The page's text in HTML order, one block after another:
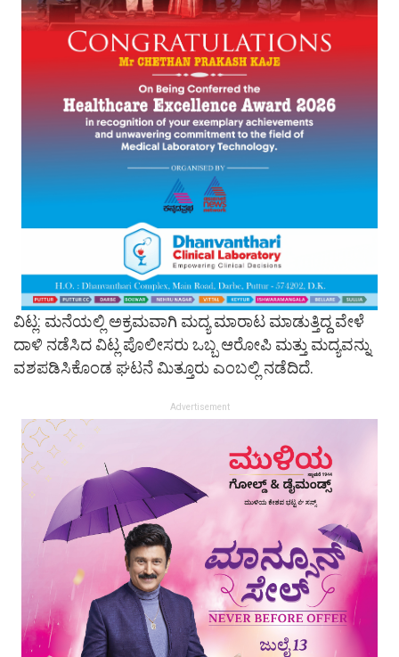
ವಿಟ್ಲ: ಮನೆಯಲ್ಲಿ ಅಕ್ರಮವಾಗಿ ಮದ್ಯ ಮಾರಾಟ ಮಾಡುತ್ತಿದ್ದ ವೇಳೆ
ದಾಳಿ ನಡೆಸಿದ ವಿಟ್ಲ ಪೊಲೀಸರು ಒಬ್ಬ ಆರೋಪಿ ಮತ್ತು ಮದ್ಯವನ್ನು
ವಶಪಡಿಸಿಕೊಂಡ ಘಟನೆ ಮಿತ್ತೂರು ಎಂಬಲ್ಲಿ ನಡೆದಿದೆ.
Advertisement